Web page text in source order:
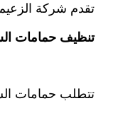
تقدم شركة الزعيم
تنظيف حمامات
تتطلب حمامات